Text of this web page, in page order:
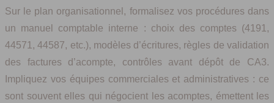
Sur le plan organisationnel, formalisez vos procédures dans
un manuel comptable interne : choix des comptes (4191,
44571, 44587, etc.), modèles d’écritures, règles de validation
des factures d’acompte, contrôles avant dépôt de CA3.
Impliquez vos équipes commerciales et administratives : ce
sont souvent elles qui négocient les acomptes, émettent les